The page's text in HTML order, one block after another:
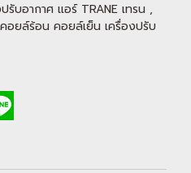
รับอากาศ แอร์ TRANE เทรน ,
อยล์ร้อน คอยล์เย็น เครื่องปรับ